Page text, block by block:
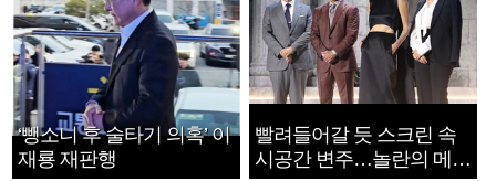
‘뺑소니 후 술타기 의혹’ 이
재룡 재판행
빨려들어갈 듯 스크린 속
시공간 변주…놀란의 메시